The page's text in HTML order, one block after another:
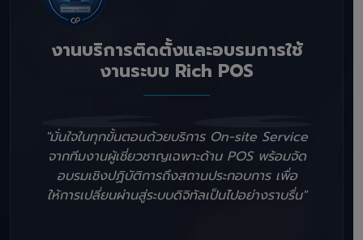
งานบริการติดตั้งและอบรมการใช้
งานระบบ Rich POS
"มั่นใจในทุกขั้นตอนด้วยบริการ On-site Service
จากทีมงานผู้เชี่ยวชาญเฉพาะด้าน POS พร้อมจัด
อบรมเชิงปฏิบัติการถึงสถานประกอบการ เพื่อ
ให้การเปลี่ยนผ่านสู่ระบบดิจิทัลเป็นไปอย่างราบรื่น"